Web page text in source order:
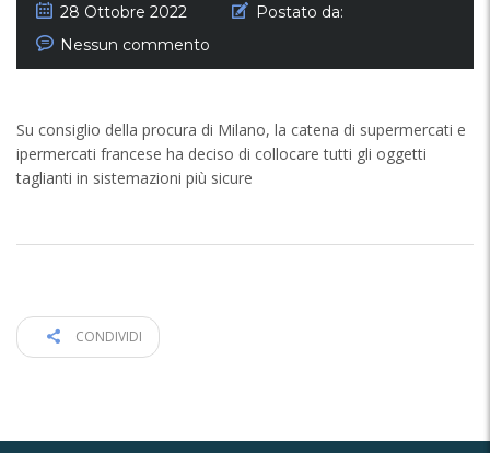
28 Ottobre 2022
Postato da:
Nessun commento
Su consiglio della procura di Milano, la catena di supermercati e
ipermercati francese ha deciso di collocare tutti gli oggetti
taglianti in sistemazioni più sicure
CONDIVIDI